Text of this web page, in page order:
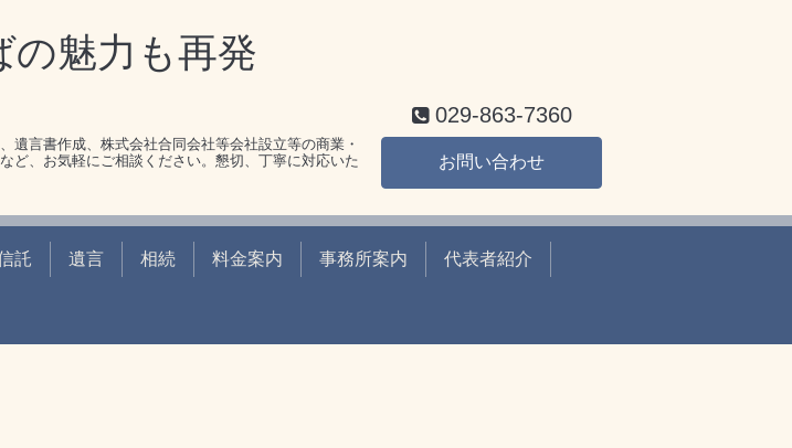
の魅力も再発
遺言書作成、株式会社合同会社等会社設立等の商業・
ど、お気軽にご相談ください。懇切、丁寧に対応いた
029-863-7360
お問い合わせ
託 遺言 相続 料金案内 事務所案内 代表者紹介